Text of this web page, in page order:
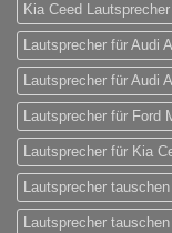
Kia Ceed
Lautsprecher für Audi
Lautsprecher für Audi
Lautsprecher für Ford
Lautsprecher für Kia
Lautsprecher
Lautsprecher